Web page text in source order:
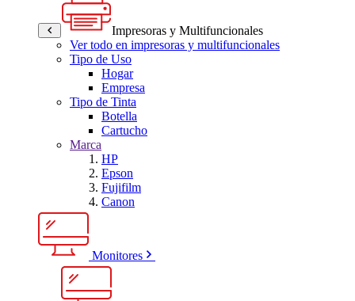
Impresoras y Multifuncionales
Ver todo en impresoras y multifuncionales
Tipo de Uso
Hogar
Empresa
Tipo de Tinta
Botella
Cartucho
Marca
HP
Epson
Fujifilm
Canon
Monitores